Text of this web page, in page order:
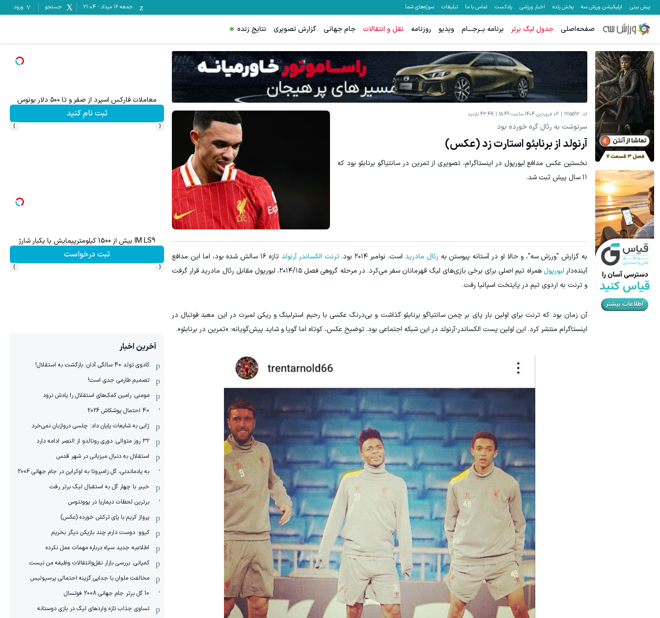
پیش بینی اپلیکیشن ورزش سه پخش زنده اخبار ورزشی پادکست تماس با ما تبلیغات سوژه‌های شما جمعه ۱۶ مرداد -
21:04 جستجو ورود
صفحه‌اصلی جدول لیگ برتر برنامه بــرجـــام ویدیو روزنامه نقل و انتقالات جام جهانی گزارش تصویری نتایج زنده
کد: 2115592 06 فروردين 1404 ساعت 15:49 43.4K بازدید
سرنوشت به رئال گره خورده بود
آرنولد از برنابئو استارت زد (عکس)
نخستین عکس مدافع لیورپول در اینستاگرام، تصویری از تمرین در سانتیاگو برنابئو بود که
۱۱ سال پیش ثبت شد.
به گزارش "ورزش سه"، و حالا او در آستانه پیوستن به رئال مادرید است. نوامبر ۲۰۱۴ بود. ترنت الکساندر آرنولد
تازه ۱۶ سالش شده بود، اما این مدافع
آینده‌دار لیورپول
همراه تیم اصلی برای برخی بازی‌های لیگ قهرمانان سفر می‌کرد. در مرحله گروهی فصل ۲۰۱۴/۱۵، لیورپول مقابل رئال مادرید قرار گرفت
و ترنت به اردوی تیم در پایتخت اسپانیا رفت.
آن زمان بود که ترنت برای اولین بار پای بر چمن سانتیاگو برنابئو گذاشت و بی‌درنگ عکسی با رحیم استرلینگ و ریکی لمبرت در این معبد فوتبال در
اینستاگرام منتشر کرد. این اولین پست الکساندر-آرنولد در این شبکه اجتماعی بود. توضیح عکس، کوتاه اما گویا و شاید پیش‌گویانه: «تمرین در برنابئو».
معاملات فارکس اسپرد از صفر و تا ۵۰۰ دلار بونوس
ثبت نام کنید
‹
›
IM LS9 بیش از 1500 کیلومترپیمایش با یکبار شارژ
ثبت درخواست
‹
›
آخرین اخبار
کادوی تولد 40 سالگی آدان: بازگشت به استقلال!
تصمیم طارمی جدی است!
مومنی: رامین کمک‌های استقلال را یادش نرود
40 احتمال پوشکاش 2026
ژابی به شایعات پایان داد: چلسی دروازبان نمی‌خرد
۳۲ روز متوالی: دوری رونالدو از النصر ادامه دارد
استقلال به دنبال میزبانی در شهر قدس
به یادماندنی، گل زامبروتا به اوکراین در جام جهانی 2006
خیبر با چهار گل به استقبال لیگ برتر رفت
برترین لحظات دیماریا در یوونتوس
پرواز کریم با پای ترکش خورده (عکس)
کیوو: دوست دارم چند بازیکن دیگر بخریم
اطلاعیه جدید سپاه درباره مهمات عمل نکرده
کمپانی: بررسی بازار نقل‌وانتقالات وظیفه من نیست
مخالفت ملوان با جدایی گزینه احتمالی پرسپولیس
10 گل برتر جام جهانی 2008 فوتسال
تساوی جذاب تازه واردهای لیگ در بازی دوستانه